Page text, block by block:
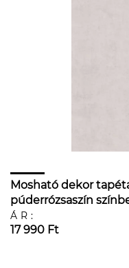
Mosható dekor
púderrózsaszín
ÁR:
17 990 Ft